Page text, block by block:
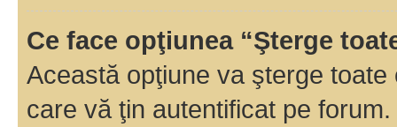
Ce face opţiunea “Şterge
Această opţiune va şterge
care vă ţin autentificat pe